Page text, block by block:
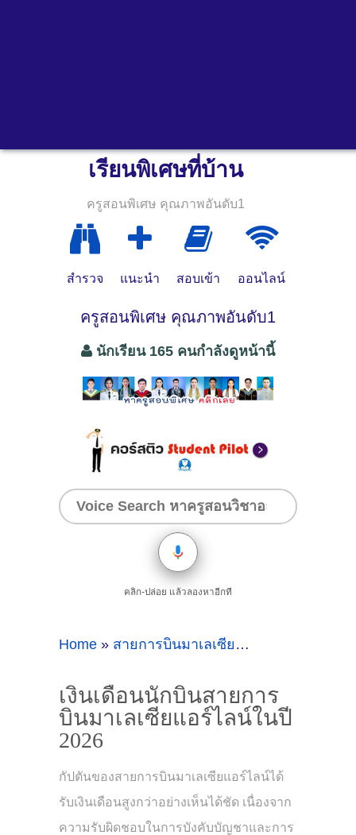
เรียนพิเศษที่บ้าน
ครูสอนพิเศษ คุณภาพอันดับ1
สำรวจ แนะนำ สอบเข้า ออนไลน์
ครูสอนพิเศษ คุณภาพอันดับ1
นักเรียน 165 คนกำลังดูหน้านี้
คลิก-ปล่อย แล้วลองหาอีกที
Home » สายการบินมาเลเซียแอร์ไลน์
เงินเดือนนักบินสายการ
บินมาเลเซียแอร์ไลน์ในปี
2026
กัปตันของสายการบินมาเลเซียแอร์ไลน์ได้
รับเงินเดือนสูงกว่าอย่างเห็นได้ชัด เนื่องจาก
ความรับผิดชอบในการบังคับบัญชาและการ